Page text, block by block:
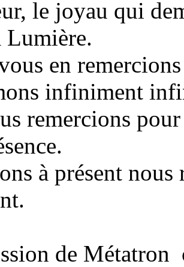
le joyau qui
Lumière.
en
infiniment
remercions
à présent
de Métatron